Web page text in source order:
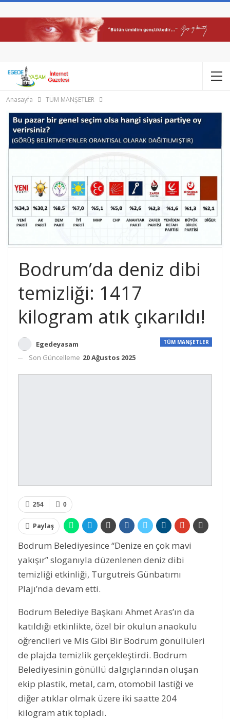
Anasayfa TÜM MANŞETLER
Bodrum’da deniz dibi
temizliği: 1417
kilogram atık çıkarıldı!
TÜM MANŞETLER
Egedeyasam
Son Güncelleme 20 Ağustos 2025
0
254
Paylaş
Bodrum Belediyesince “Denize en çok mavi
yakışır” sloganıyla düzenlenen deniz dibi
temizliği etkinliği, Turgutreis Günbatımı
Plajı’nda devam etti.
Bodrum Belediye Başkanı Ahmet Aras’ın da
katıldığı etkinlikte, özel bir okulun anaokulu
öğrencileri ve Mis Gibi Bir Bodrum gönüllüleri
de plajda temizlik gerçekleştirdi. Bodrum
Belediyesinin gönüllü dalgıçlarından oluşan
ekip plastik, metal, cam, otomobil lastiği ve
diğer atıklar olmak üzere iki saatte 204
kilogram atık topladı.